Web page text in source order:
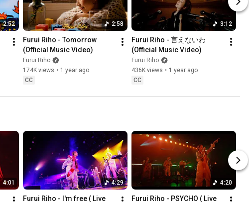
2:52 2:58
Furui Riho - Tomorrow
(Official Music Video)
Furui Riho
174K views • 1 year ago
CC
3:12
Furui Riho - 言えないわ
(Official Music Video)
Furui Riho
436K views • 1 year ago
CC
4:01 4:29
Furui Riho - I'm free ( Live
4:20
Furui Riho - PSYCHO ( Live